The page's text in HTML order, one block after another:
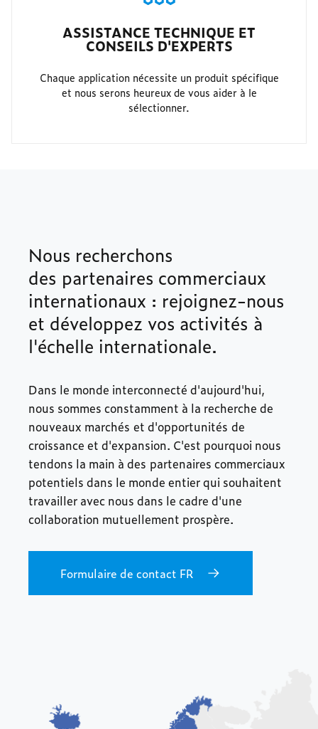
ASSISTANCE TECHNIQUE ET
CONSEILS D'EXPERTS
Chaque application nécessite un produit spécifique
et nous serons heureux de vous aider à le
sélectionner.
Nous recherchons
des partenaires commerciaux
internationaux : rejoignez-nous
et développez vos activités à
l'échelle internationale.
Dans le monde interconnecté d'aujourd'hui,
nous sommes constamment à la recherche de
nouveaux marchés et d'opportunités de
croissance et d'expansion. C'est pourquoi nous
tendons la main à des partenaires commerciaux
potentiels dans le monde entier qui souhaitent
travailler avec nous dans le cadre d'une
collaboration mutuellement prospère.
Formulaire de contact FR